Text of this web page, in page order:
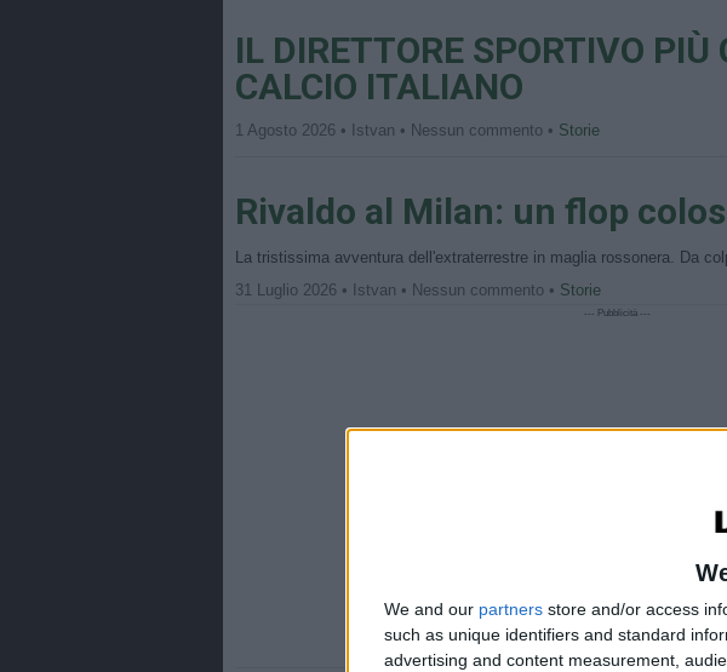
We and our partners store and/or access
such as unique identifiers and standard
advertising and content measurement,
IL DIRETTORE SPORTIVO PIÙ
CALCIO ITALIANO
1 Agosto 2026 • Istvan • Nessun commento • Storie
Rivaldo al Milan: un flop
La tristissima avventura dell'extraterrestre in maglia rossonera. Da
31 Luglio 2026 • Istvan • Nessun commento • Storie
--- Pubblicità ---
--- Pubblicità ---